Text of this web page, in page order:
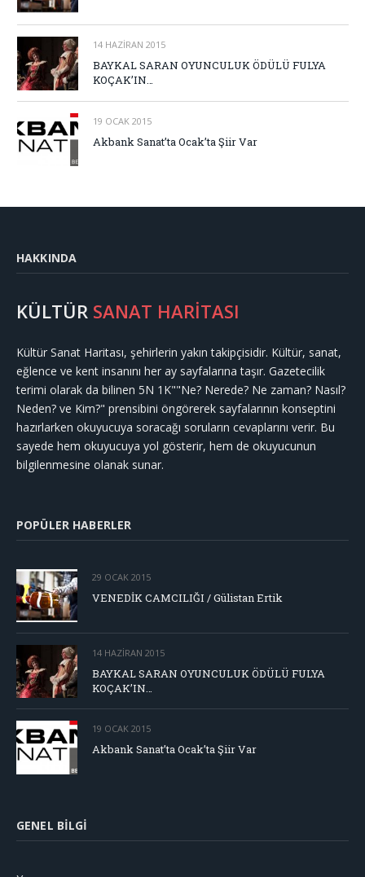
14 HAZIRAN 2015
BAYKAL SARAN OYUNCULUK ÖDÜLÜ FULYA
KOÇAK’IN…
19 OCAK 2015
Akbank Sanat’ta Ocak’ta Şiir Var
HAKKINDA
KÜLTÜR SANAT HARİTASI
Kültür Sanat Haritası, şehirlerin yakın takipçisidir. Kültür, sanat,
eğlence ve kent insanını her ay sayfalarına taşır. Gazetecilik
terimi olarak da bilinen 5N 1K""Ne? Nerede? Ne zaman? Nasıl?
Neden? ve Kim?" prensibini öngörerek sayfalarının konseptini
hazırlarken okuyucuya soracağı soruların cevaplarını verir. Bu
sayede hem okuyucuya yol gösterir, hem de okuyucunun
bilgilenmesine olanak sunar.
POPÜLER HABERLER
29 OCAK 2015
VENEDİK CAMCILIĞI / Gülistan Ertik
14 HAZIRAN 2015
BAYKAL SARAN OYUNCULUK ÖDÜLÜ FULYA
KOÇAK’IN…
19 OCAK 2015
Akbank Sanat’ta Ocak’ta Şiir Var
GENEL BILGI